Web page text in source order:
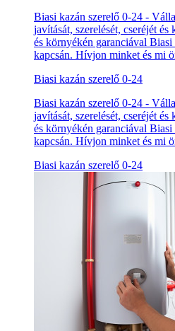
Biasi kazán szerelő 0-24 -
javítását, szerelését, cseréjét és
és környékén garanciával
kapcsán. Hívjon minket és mi
Biasi kazán szerelő 0-24
Biasi kazán szerelő 0-24 -
javítását, szerelését, cseréjét és
és környékén garanciával
kapcsán. Hívjon minket és mi
Biasi kazán szerelő 0-24